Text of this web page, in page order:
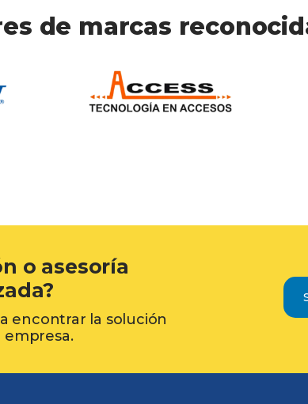
de marcas
o asesoría
encontrar la solución
empresa.